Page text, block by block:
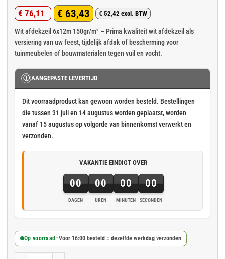
Gewaardeerd
4.67op 5
gebaseerd
op
3
klant
€76,11
Oorspronkelijke
prijs
was:
€ 63,43
Huidige
prijs
is:
€ 52,42 excl. BTW
Wit afdekzeil 6x12m 150gr/m² – Prima kwaliteit wit afdekzeil als
versiering van uw feest, tijdelijk afdak of bescherming voor
tuinmeubelen of bouwmaterialen tegen vuil en vocht.
Ⓘ AANGEPASTE LEVERTIJD
Dit voorraadproduct kan gewoon worden besteld. Bestellingen
die tussen 31 juli en 14 augustus worden geplaatst, worden
vanaf 15 augustus op volgorde van binnenkomst verwerkt en
verzonden.
VAKANTIE EINDIGT OVER
00
DAGEN
00
UREN
00
MINUTEN
00
SECONDEN
Op voorraad –Voor 16:00 besteld = dezelfde werkdag verzonden